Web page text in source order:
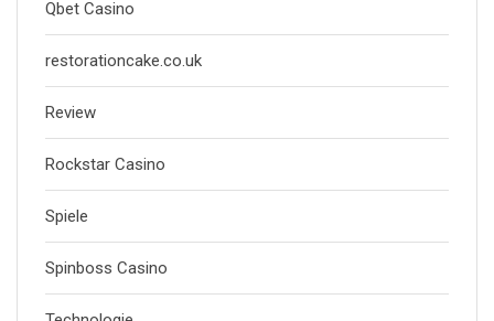
Qbet Casino
restorationcake.co.uk
Review
Rockstar Casino
Spiele
Spinboss Casino